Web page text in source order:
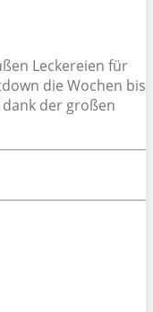
Leckereien für
die Wochen bis
der großen